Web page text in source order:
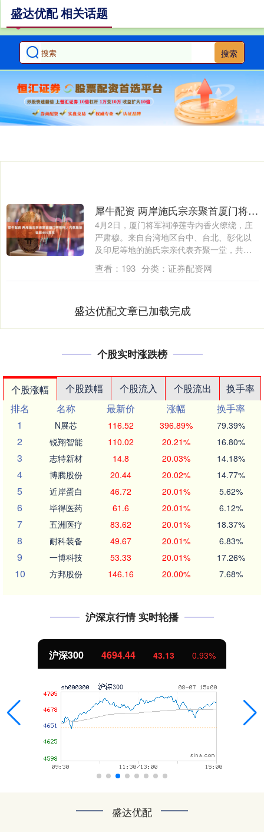
搜索
盛达优配 相关话题
犀牛配资 两岸施氏宗亲聚首厦门将军祠，共祭施琅诞辰405周年
4月2日，厦门将军祠净莲寺内香火缭绕，庄
严肃穆。来自台湾地区台中、台北、彰化以
及印尼等地的施氏宗亲代表齐聚一堂，共同
参加....
查看： 193 分类： 证券配资网
盛达优配文章已加载完成
个股实时涨跌榜
个股涨幅 个股跌幅 个股流入 个股流出
换手率
排名
名称 最新价 涨幅
换手率
1
N展芯 116.52 396.89% 79.39%
2 锐翔智能 110.02 20.21% 16.80%
3 志特新材 14.8 20.03% 14.18%
4 博腾股份 20.44 20.02% 14.77%
5 近岸蛋白 46.72 20.01% 5.62%
6 毕得医药 61.6 20.01% 6.12%
7 五洲医疗 83.62 20.01% 18.37%
8 耐科装备 49.67 20.01% 6.83%
9 一博科技 53.33 20.01% 17.26%
10 方邦股份 146.16 20.00% 7.68%
沪深京行情 实时轮播
沪深300 4694.44 43.13 0.93%
盛达优配